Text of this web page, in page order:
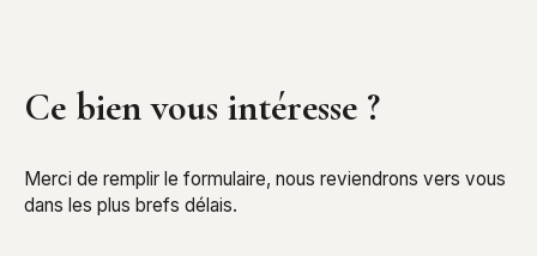
Ce bien vous intéresse ?
Merci de remplir le formulaire, nous reviendrons vers vous
dans les plus brefs délais.